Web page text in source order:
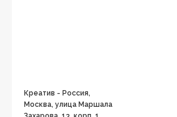
Креатив - Россия,
Москва, улица Маршала